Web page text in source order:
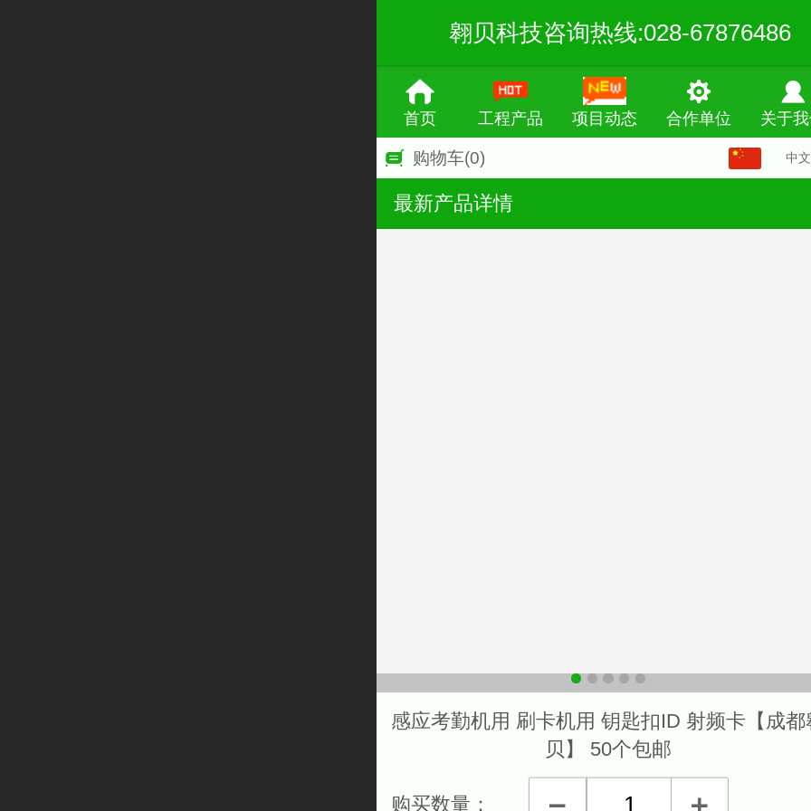
翱贝科技咨询热线:028-67876486
首页 工程产品 项目动态 合作单位 关于
购物车(0) 中文
最新产品详情
感应考勤机用 刷卡机用 钥匙扣ID 射频卡【成都
贝】 50个包邮
购买数量：